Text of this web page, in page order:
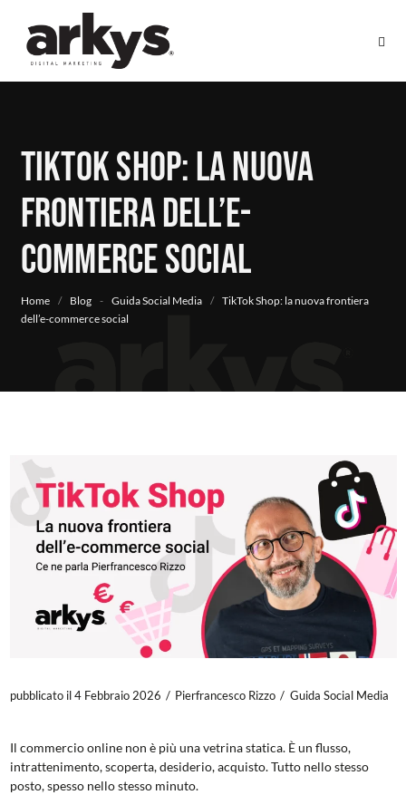
TikTok Shop: la nuova
frontiera dell’e-
commerce social
Home / Blog - Guida Social Media /
TikTok Shop: la nuova frontiera
dell’e-commerce social
pubblicato il 4 Febbraio 2026 Pierfrancesco Rizzo Guida Social Media
Il commercio online non è più una vetrina statica. È un flusso,
intrattenimento, scoperta, desiderio, acquisto. Tutto nello stesso
posto, spesso nello stesso minuto.